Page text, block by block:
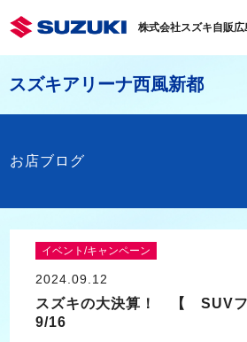
株式会社スズキ自販広
スズキアリーナ西風新都
お店ブログ
イベント/キャンペーン
2024.09.12
スズキの大決算！ 【 SUV
9/16